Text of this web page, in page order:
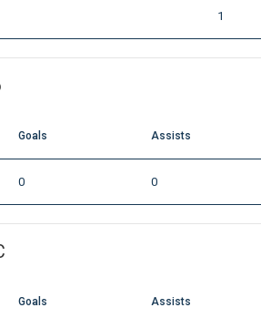
1
Goals Assists
0 0
Goals Assists